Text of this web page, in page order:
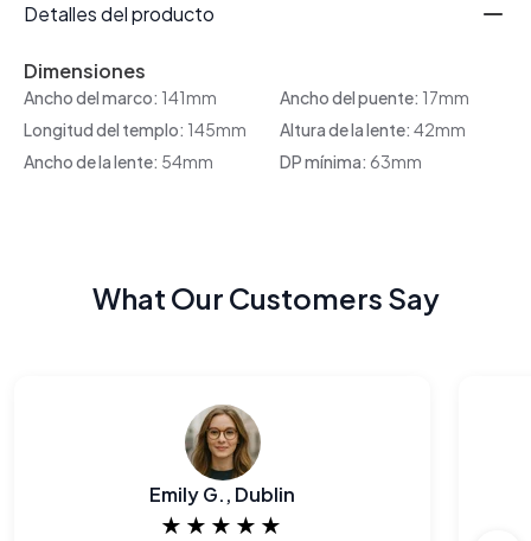
Detalles del producto
Dimensiones
Ancho del marco: 141mm Ancho del puente: 17mm
Longitud del templo: 145mm Altura de la lente: 42mm
Ancho de la lente: 54mm DP mínima: 63mm
What Our Customers Say
Emily G., Dublin
★★★★★